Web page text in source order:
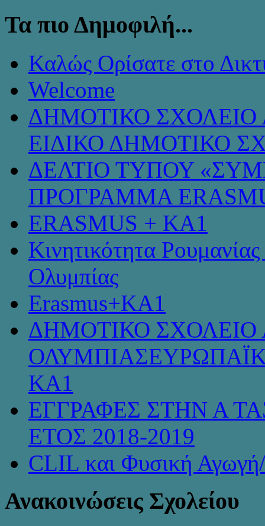
Τα πιο Δημοφιλή...
Καλώς Ορίσατε στο
Welcome
ΔΗΜΟΤΙΚΟ ΣΧΟΛΕΙΟ
ΕΙΔΙΚΟ ΔΗΜΟΤΙΚΟ
ΔΕΛΤΙΟ ΤΥΠΟΥ
ΠΡΟΓΡΑΜΜΑ
ERASMUS + KA1
Κινητικότητα
Ολυμπίας
Erasmus+KA1
ΔΗΜΟΤΙΚΟ ΣΧΟΛΕΙΟ
KA1
ΕΓΓΡΑΦΕΣ ΣΤΗΝ Α
ΕΤΟΣ 2018-2019
CLIL και Φυσική
Ανακοινώσεις Σχολείου